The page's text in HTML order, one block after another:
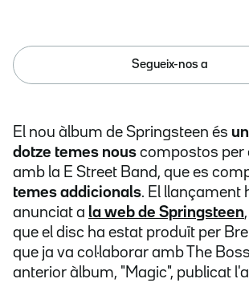
Segueix-nos a
El nou àlbum de Springsteen és
dotze temes nous compostos per
amb la E Street Band, que es
temes addicionals. El llançament
anunciat a la web de Springsteen
que el disc ha estat produït per
que ja va col·laborar amb The
anterior àlbum, "Magic", publicat